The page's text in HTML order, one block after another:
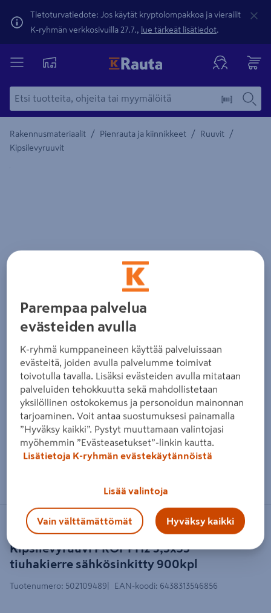
Tietoturvatiedote: Jos käytät kryptolompakkoa ja vierailit
K-ryhmän verkkosivuilla 27.7., lue tärkeät lisätiedot.
Rakennusmateriaalit / Pienrauta ja kiinnikkeet / Ruuvit /
Kipsilevyruuvit
Yksityiskohtainen kuvaus löytyy Tuotteen kuvaus -
Kipsilevyruuvi PROF PH2 3,5x35
tiuhakierre sähkösinkitty 900kpl
PROF
Tuotenumero: 502109489 EAN-koodi: 6438313546856
Parempaa palvelua
evästeiden avulla
K-ryhmä kumppaneineen käyttää palveluissaan
evästeitä, joiden avulla palvelumme toimivat
toivotulla tavalla. Lisäksi evästeiden avulla mitataan
palveluiden tehokkuutta sekä mahdollistetaan
yksilöllinen ostokokemus ja personoidun mainonnan
tarjoaminen. Voit antaa suostumuksesi painamalla
”Hyväksy kaikki”. Pystyt muuttamaan valintojasi
myöhemmin ”Evästeasetukset”-linkin kautta.
Lisätietoja K-ryhmän evästekäytännöistä
Lisää valintoja
Vain välttämättömät Hyväksy kaikki